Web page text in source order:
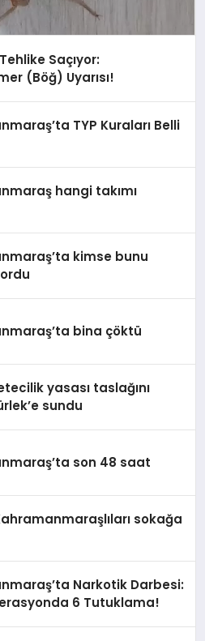
Saçıyor:
(Böğ) Uyarısı!
TYP Kuraları Belli
hangi takımı
kimse bunu
bina çöktü
yasası taslağını
sundu
Kahramanmaraş’ta son 48 saat
sokağa
Narkotik Darbesi:
6 Tutuklama!